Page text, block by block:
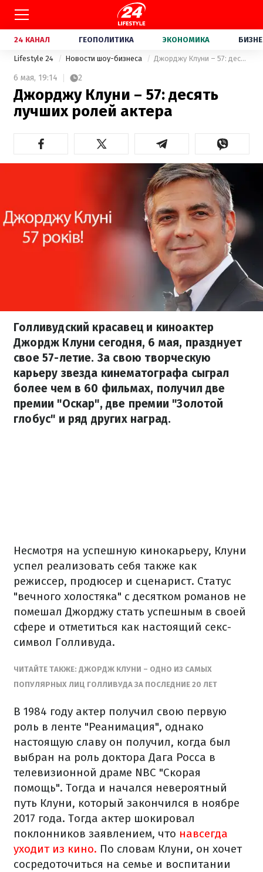
24 КАНАЛ ГЕОПОЛИТИКА ЭКОНОМИКА
Lifestyle 24 Новости шоу-бизнеса Джорджу Клуни – 57: десять лучших ролей актера
6 мая, 19:14 2
Джорджу Клуни – 57: десять
лучших ролей актера
Голливудский красавец и киноактер
Джордж Клуни сегодня, 6 мая, празднует
свое 57-летие. За свою творческую
карьеру звезда кинематографа сыграл
более чем в 60 фильмах, получил две
премии "Оскар", две премии "Золотой
глобус" и ряд других наград.
Несмотря на успешную кинокарьеру, Клуни
успел реализовать себя также как
режиссер, продюсер и сценарист. Статус
"вечного холостяка" с десятком романов не
помешал Джорджу стать успешным в своей
сфере и отметиться как настоящий секс-
символ Голливуда.
ЧИТАЙТЕ ТАКЖЕ: ДЖОРДЖ КЛУНИ – ОДНО ИЗ САМЫХ
ПОПУЛЯРНЫХ ЛИЦ ГОЛЛИВУДА ЗА ПОСЛЕДНИЕ 20 ЛЕТ
В 1984 году актер получил свою первую
роль в ленте "Реанимация", однако
настоящую славу он получил, когда был
выбран на роль доктора Дага Росса в
телевизионной драме NBC "Скорая
помощь". Тогда и начался невероятный
путь Клуни, который закончился в ноябре
2017 года. Тогда актер шокировал
поклонников заявлением, что навсегда
уходит из кино. По словам Клуни, он хочет
сосредоточиться на семье и воспитании